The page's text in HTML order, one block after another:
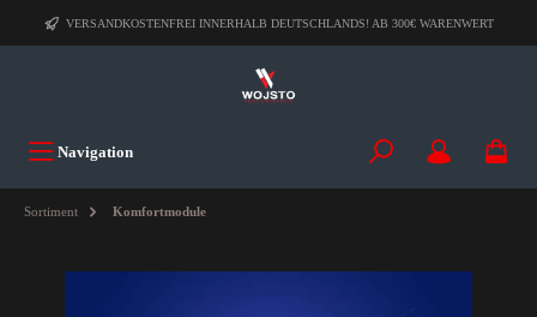
VERSANDKOSTENFREI INNERHALB DEUTSCHLANDS! AB 300€ WARENWERT
Navigation
Sortiment Komfortmodule